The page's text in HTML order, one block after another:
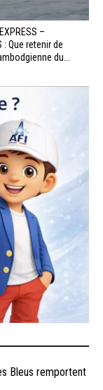
–
: Que retenir de
du...
Bleus remportent